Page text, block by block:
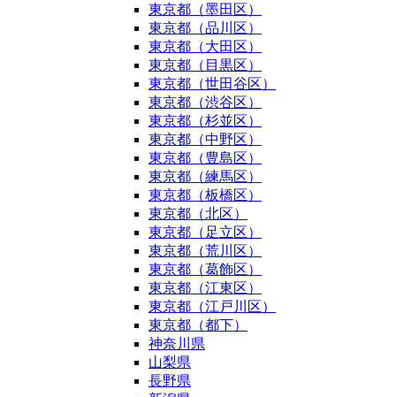
東京都（墨田区）
東京都（品川区）
東京都（大田区）
東京都（目黒区）
東京都（世田谷区）
東京都（渋谷区）
東京都（杉並区）
東京都（中野区）
東京都（豊島区）
東京都（練馬区）
東京都（板橋区）
東京都（北区）
東京都（足立区）
東京都（荒川区）
東京都（葛飾区）
東京都（江東区）
東京都（江戸川区）
東京都（都下）
神奈川県
山梨県
長野県